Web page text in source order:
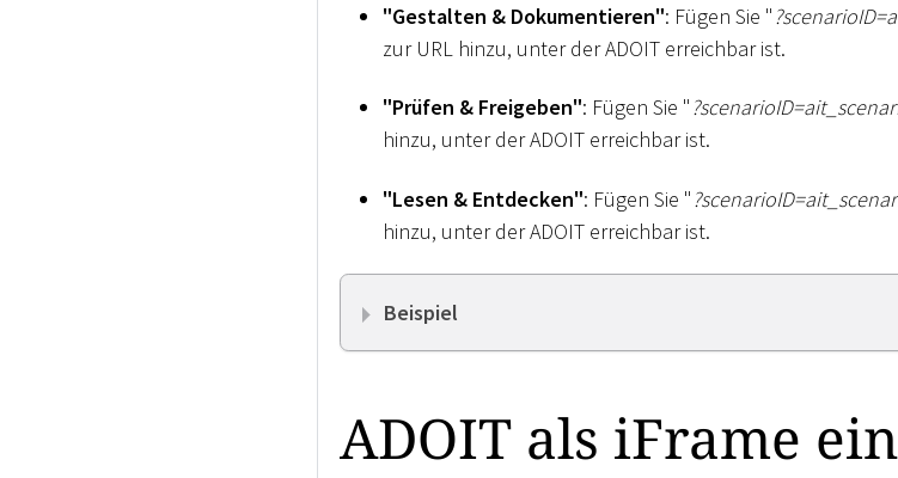
"Gestalten & Dokumentieren": Fügen Sie "
zur URL hinzu, unter der ADOIT erreichbar ist.
"Prüfen & Freigeben": Fügen Sie "
hinzu, unter der ADOIT erreichbar ist.
"Lesen & Entdecken": Fügen Sie "
hinzu, unter der ADOIT erreichbar ist.
Beispiel
ADOIT als iFrame